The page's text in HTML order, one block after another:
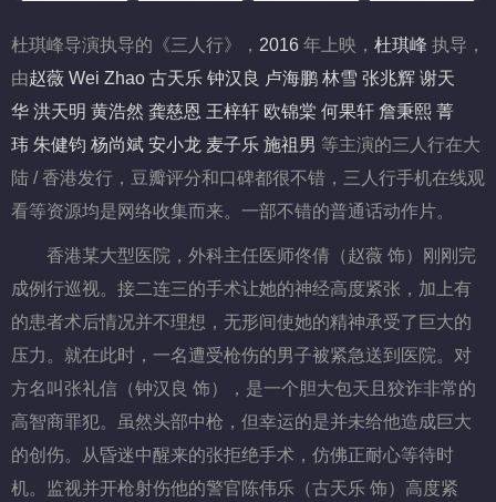
第23集 第24集
杜琪峰导演执导的《三人行》， 2016 年上映， 杜琪峰 执导，
由赵薇 Wei Zhao 古天乐 钟汉良 卢海鹏 林雪 张兆辉 谢天
华 洪天明 黄浩然 龚慈恩 王梓轩 欧锦棠 何果轩 詹秉熙 菁
玮 朱健钧 杨尚斌 安小龙 麦子乐 施祖男 等主演的三人行在大
陆 / 香港发行，豆瓣评分和口碑都很不错，三人行手机在线观
看等资源均是网络收集而来。一部不错的普通话动作片。
香港某大型医院，外科主任医师佟倩（赵薇 饰）刚刚完
成例行巡视。接二连三的手术让她的神经高度紧张，加上有
的患者术后情况并不理想，无形间使她的精神承受了巨大的
压力。就在此时，一名遭受枪伤的男子被紧急送到医院。对
方名叫张礼信（钟汉良 饰），是一个胆大包天且狡诈非常的
高智商罪犯。虽然头部中枪，但幸运的是并未给他造成巨大
的创伤。从昏迷中醒来的张拒绝手术，仿佛正耐心等待时
机。监视并开枪射伤他的警官陈伟乐（古天乐 饰）高度紧